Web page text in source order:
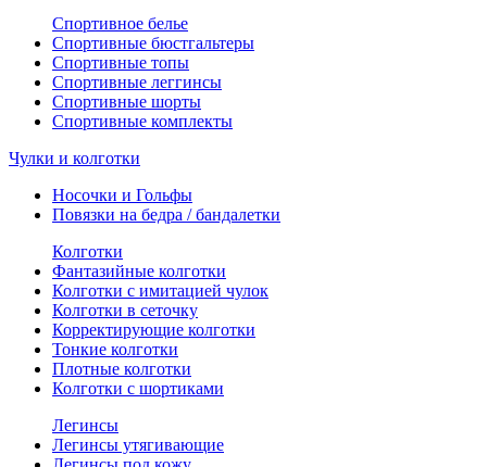
Спортивное белье
Спортивные бюстгальтеры
Спортивные топы
Спортивные леггинсы
Спортивные шорты
Спортивные комплекты
Чулки и колготки
Носочки и Гольфы
Повязки на бедра / бандалетки
Колготки
Фантазийные колготки
Колготки с имитацией чулок
Колготки в сеточку
Корректирующие колготки
Тонкие колготки
Плотные колготки
Колготки с шортиками
Легинсы
Легинсы утягивающие